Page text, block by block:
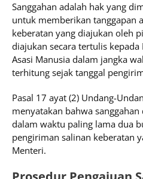
Sanggahan adalah hak yang
untuk memberikan tanggapan
keberatan yang diajukan oleh
diajukan secara tertulis
Asasi Manusia dalam jangka
terhitung sejak tanggal
Pasal 17 ayat (2) Undang-
menyatakan bahwa
dalam waktu paling lama dua
pengiriman salinan keberatan
Menteri.